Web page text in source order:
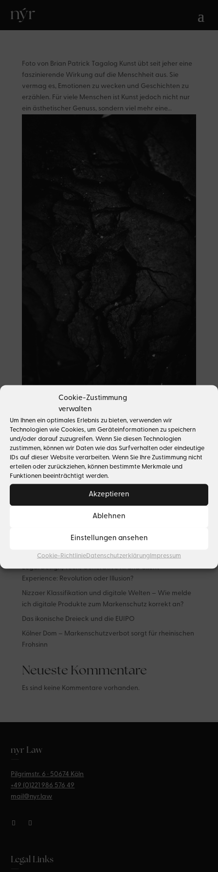
Cookie-Zustimmung
verwalten
Um Ihnen ein optimales Erlebnis zu bieten, verwenden wir
Technologien wie Cookies, um Geräteinformationen zu speichern
und/oder darauf zuzugreifen. Wenn Sie diesen Technologien
zustimmen, können wir Daten wie das Surfverhalten oder eindeutige
IDs auf dieser Website verarbeiten. Wenn Sie Ihre Zustimmung nicht
erteilen oder zurückziehen, können bestimmte Merkmale und
Funktionen beeinträchtigt werden.
Akzeptieren
Ablehnen
Einstellungen ansehen
Cookie-RichtlinieDatenschutzerklärungImpressum
BGH-Urteil zu NS-Raubkunst. Wahre Tatsachen
begründen keine Eigentumsbeeinträchtigung –
„Lost Art“ Suchanfrage vom BGH abgewiesen
25 Juli 2023 Media & Entertainment
Foto von Brian Patrick Tagalog Kunst übt seit jeher eine
faszinierende Wirkung auf die Menschheit aus. Sie
vermag es, Emotionen zu wecken und Geschichten zu
erzählen. Für viele Menschen ist Kunst jedoch nicht nur
ein ästhetischer Genuss, sondern viel mehr eine...
What goes around – Luxusmarken auf dem
Sekundärmarkt
Legal Design/Tech, Generative KI und Client
Experience: Revolution oder Illusion?
Nizzaer Klassifikation und digitale Welten – Wie melde
ich digitale Produkte zum Markenschutz korrekt an?
Das ikonische Dreieck und die EUIPO
Kölner Dom – Markenschutzverbot sorgt für rheinischen
Frohsinn
Neueste Kommentare
Es sind keine Kommentare vorhanden.
nyr Law
Pilgrimstr. 6 · 50674 Köln
+49 (0)221 986 576 49
mail@nyr.law
Legal Links